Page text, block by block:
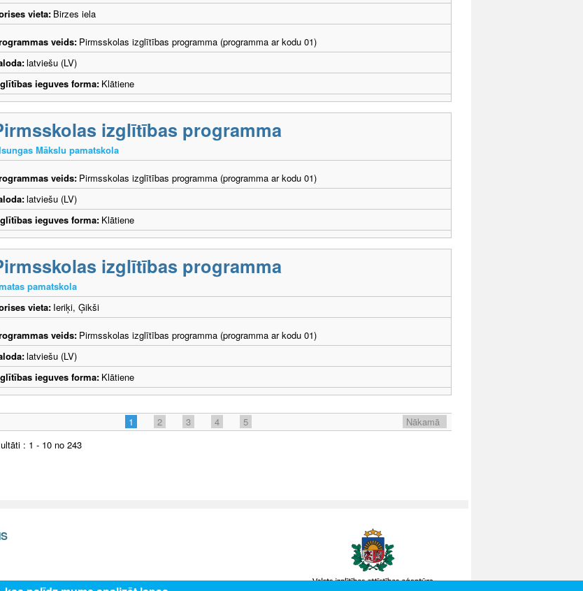
vieta: Birzes iela
veids: Pirmsskolas izglītības programma (programma ar kodu 01)
latviešu (LV)
ieguves forma: Klātiene
izglītības programma
Mākslu pamatskola
veids: Pirmsskolas izglītības programma (programma ar kodu 01)
latviešu (LV)
ieguves forma: Klātiene
izglītības programma
pamatskola
vieta: Ieriķi, Ģikši
veids: Pirmsskolas izglītības programma (programma ar kodu 01)
latviešu (LV)
ieguves forma: Klātiene
1 2 3 4 5
Nākamā
: 1 - 10 no 243